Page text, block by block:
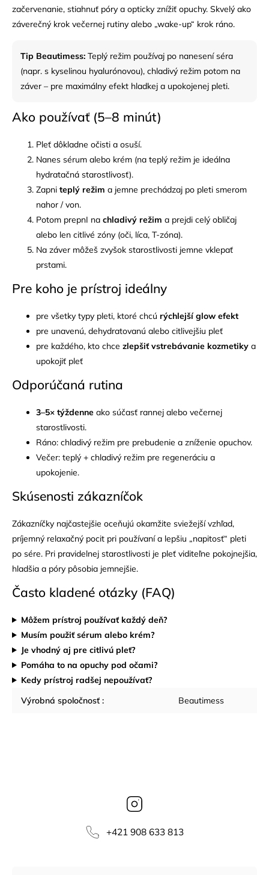
začervenanie, stiahnuť póry a opticky znížiť opuchy. Skvelý ako
záverečný krok večernej rutiny alebo „wake-up“ krok ráno.
Tip Beautimess: Teplý režim používaj po nanesení séra
(napr. s kyselinou hyalurónovou), chladivý režim potom na
záver – pre maximálny efekt hladkej a upokojenej pleti.
Ako používať (5–8 minút)
Pleť dôkladne očisti a osuší.
Nanes sérum alebo krém (na teplý režim je ideálna
hydratačná starostlivosť).
Zapni teplý režim a jemne prechádzaj po pleti smerom
nahor / von.
Potom prepnI na chladivý režim a prejdi celý obličaj
alebo len citlivé zóny (oči, líca, T-zóna).
Na záver môžeš zvyšok starostlivosti jemne vklepať
prstami.
Pre koho je prístroj ideálny
pre všetky typy pleti, ktoré chcú rýchlejší glow efekt
pre unavenú, dehydratovanú alebo citlivejšiu pleť
pre každého, kto chce zlepšiť vstrebávanie kozmetiky a
upokojiť pleť
Odporúčaná rutina
3–5× týždenne ako súčasť rannej alebo večernej
starostlivosti.
Ráno: chladivý režim pre prebudenie a zníženie opuchov.
Večer: teplý + chladivý režim pre regeneráciu a
upokojenie.
Skúsenosti zákazníčok
Zákazníčky najčastejšie oceňujú okamžite sviežejší vzhľad,
príjemný relaxačný pocit pri používaní a lepšiu „napitosť“ pleti
po sére. Pri pravidelnej starostlivosti je pleť viditeľne pokojnejšia,
hladšia a póry pôsobia jemnejšie.
Často kladené otázky (FAQ)
Môžem prístroj používať každý deň?
Musím použiť sérum alebo krém?
Je vhodný aj pre citlivú pleť?
Pomáha to na opuchy pod očami?
Kedy prístroj radšej nepoužívať?
Výrobná spoločnosť : Beautimess
‭+421 908 633 813‬